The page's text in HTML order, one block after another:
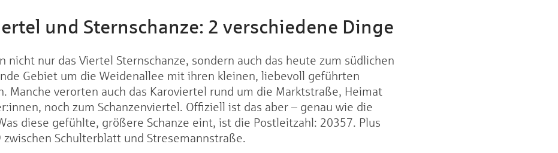
und Sternschanze: 2 verschiedene Dinge
nicht nur das Viertel Sternschanze, sondern auch das heute zum südlichen
Gebiet um die Weidenallee mit ihren kleinen, liebevoll geführten
Manche verorten auch das Karoviertel rund um die Marktstraße, Heimat
noch zum Schanzenviertel. Offiziell ist das aber – genau wie die
diese gefühlte, größere Schanze eint, ist die Postleitzahl: 20357. Plus
Schulterblatt und Stresemannstraße.